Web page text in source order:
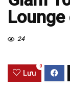
24
Lưu
0